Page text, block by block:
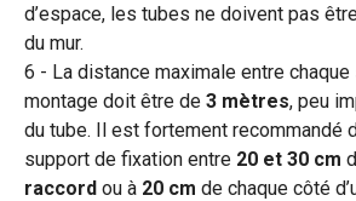
d’espace, les tubes ne doivent pas
du mur.
La distance maximale entre
montage doit être de 3 mètres, peu
du tube. Il est fortement recommandé
support de fixation entre 20 et 30 cm
raccord ou à 20 cm de chaque côté